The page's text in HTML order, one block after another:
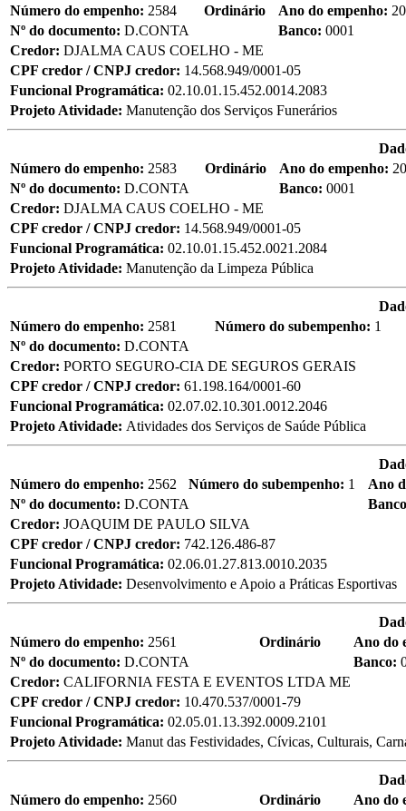
Número do empenho: 2584 Ordinário Ano do empenho:
Nº do documento: D.CONTA Banco: 0001
Credor: DJALMA CAUS COELHO - ME
CPF credor / CNPJ credor: 14.568.949/0001-05
Funcional Programática: 02.10.01.15.452.0014.2083
Projeto Atividade: Manutenção dos Serviços Funerários
Número do empenho: 2583 Ordinário Ano do empenho:
Nº do documento: D.CONTA Banco: 0001
Credor: DJALMA CAUS COELHO - ME
CPF credor / CNPJ credor: 14.568.949/0001-05
Funcional Programática: 02.10.01.15.452.0021.2084
Projeto Atividade: Manutenção da Limpeza Pública
Número do empenho: 2581 Número do subempenho: 1
Nº do documento: D.CONTA
Credor: PORTO SEGURO-CIA DE SEGUROS GERAIS
CPF credor / CNPJ credor: 61.198.164/0001-60
Funcional Programática: 02.07.02.10.301.0012.2046
Projeto Atividade: Atividades dos Serviços de Saúde Pública
Número do empenho: 2562 Número do subempenho: 1
Ano
Nº do documento: D.CONTA
Credor: JOAQUIM DE PAULO SILVA
CPF credor / CNPJ credor: 742.126.486-87
Funcional Programática: 02.06.01.27.813.0010.2035
Projeto Atividade: Desenvolvimento e Apoio a Práticas Esportivas
Número do empenho: 2561 Ordinário
Ano do
Nº do documento: D.CONTA Banco:
Credor: CALIFORNIA FESTA E EVENTOS LTDA ME
CPF credor / CNPJ credor: 10.470.537/0001-79
Funcional Programática: 02.05.01.13.392.0009.2101
Projeto Atividade: Manut das Festividades, Cívicas, Culturais,
Número do empenho: 2560 Ordinário
Ano do